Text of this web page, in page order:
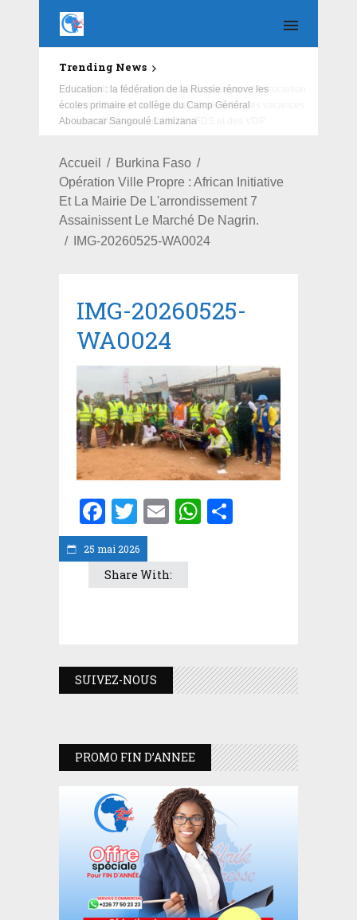
Trending News
Education : la fédération de la Russie rénove les
écoles primaire et collège du Camp Général
Aboubacar Sangoulé Lamizana
Accueil
Burkina Faso
Opération Ville Propre : African Initiative
Et La Mairie De L'arrondissement 7
Assainissent Le Marché De Nagrin.
IMG-20260525-WA0024
25 mai 2026
IMG-20260525-
WA0024
Facebook
Twitter
EmailWhatsApp
Share With:
SUIVEZ-NOUS
PROMO FIN D’ANNEE